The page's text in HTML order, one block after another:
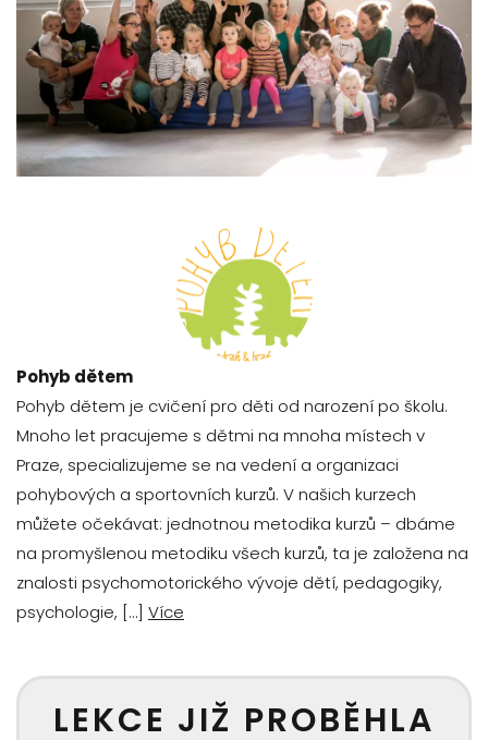
Pohyb dětem
Pohyb dětem je cvičení pro děti od narození po školu.
Mnoho let pracujeme s dětmi na mnoha místech v
Praze, specializujeme se na vedení a organizaci
pohybových a sportovních kurzů. V našich kurzech
můžete očekávat: jednotnou metodika kurzů – dbáme
na promyšlenou metodiku všech kurzů, ta je založena na
znalosti psychomotorického vývoje dětí, pedagogiky,
psychologie, […] Více
LEKCE JIŽ PROBĚHLA